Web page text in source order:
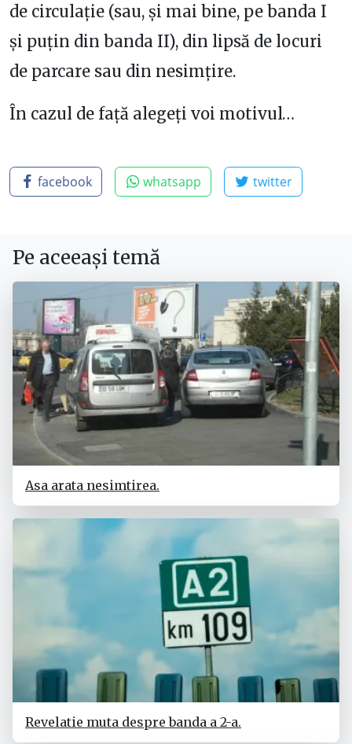
de circulație (sau, și mai bine, pe banda I
și puțin din banda II), din lipsă de locuri
de parcare sau din nesimțire.
În cazul de față alegeți voi motivul…
facebook whatsapp twitter
Pe aceeași temă
Asa arata nesimtirea.
Revelatie muta despre banda a 2-a.